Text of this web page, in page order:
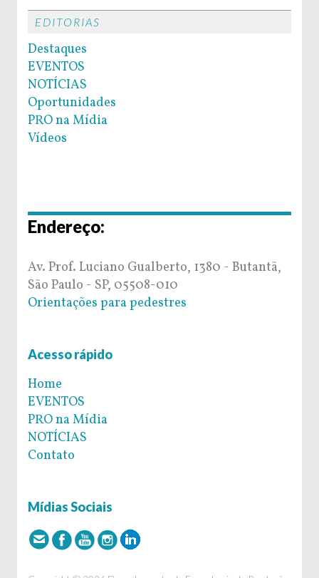
EDITORIAS
Destaques
EVENTOS
NOTÍCIAS
Oportunidades
PRO na Mídia
Vídeos
Endereço:
Av. Prof. Luciano Gualberto, 1380 - Butantã,
São Paulo - SP, 05508-010
Orientações para pedestres
Acesso rápido
Home
EVENTOS
PRO na Mídia
NOTÍCIAS
Contato
Mídias Sociais